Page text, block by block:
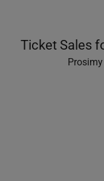
Ticket Sales